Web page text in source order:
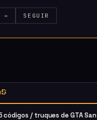
→ SEGUIR
códigos / truques de GTA San